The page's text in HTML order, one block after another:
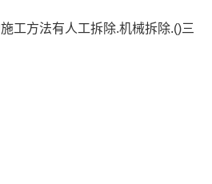
工方法有人工拆除.机械拆除.()三